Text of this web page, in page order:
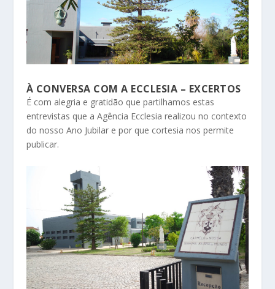
À CONVERSA COM A ECCLESIA – EXCERTOS
É com alegria e gratidão que partilhamos estas
entrevistas que a Agência Ecclesia realizou no contexto
do nosso Ano Jubilar e por que cortesia nos permite
publicar.